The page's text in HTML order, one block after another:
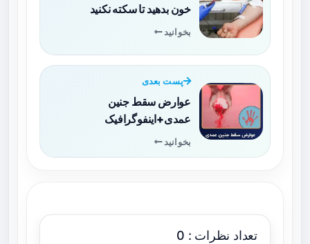
خون بدهید تا سکته نکنید
بخوانید
پست بعدی
عوارض سقط جنین
عمدی+اینفوگرافیک
بخوانید
تعداد نظرات : 0